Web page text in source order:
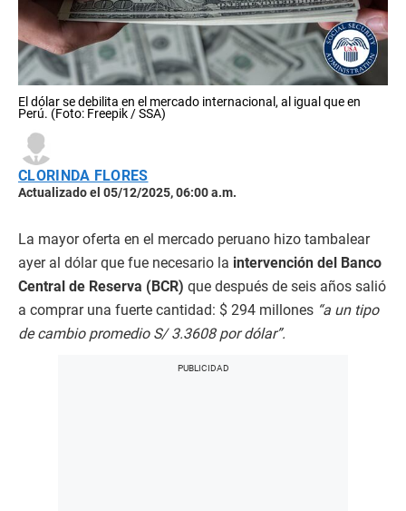
El dólar se debilita en el mercado internacional, al igual que en
Perú. (Foto: Freepik / SSA)
CLORINDA FLORES
Actualizado el 05/12/2025, 06:00 a.m.
La mayor oferta en el mercado peruano hizo tambalear
ayer al dólar que fue necesario la intervención del Banco
Central de Reserva (BCR) que después de seis años salió
a comprar una fuerte cantidad: $ 294 millones “a un tipo
de cambio promedio S/ 3.3608 por dólar”.